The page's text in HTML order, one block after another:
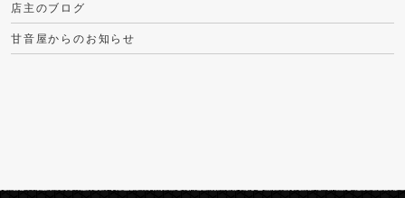
店主のブログ
甘音屋からのお知らせ